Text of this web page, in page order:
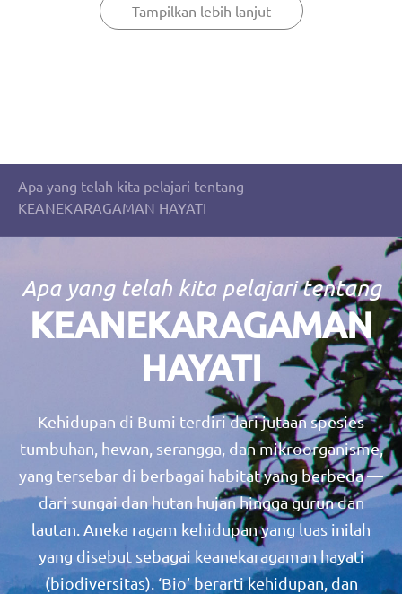
Tampilkan lebih lanjut
Apa yang telah kita pelajari tentang
KEANEKARAGAMAN HAYATI
Apa yang telah kita pelajari tentang
KEANEKARAGAMAN
HAYATI
Kehidupan di Bumi terdiri dari jutaan spesies
tumbuhan, hewan, serangga, dan mikroorganisme,
yang tersebar di berbagai habitat yang berbeda —
dari sungai dan hutan hujan hingga gurun dan
lautan. Aneka ragam kehidupan yang luas inilah
yang disebut sebagai keanekaragaman hayati
(biodiversitas). ‘Bio’ berarti kehidupan, dan